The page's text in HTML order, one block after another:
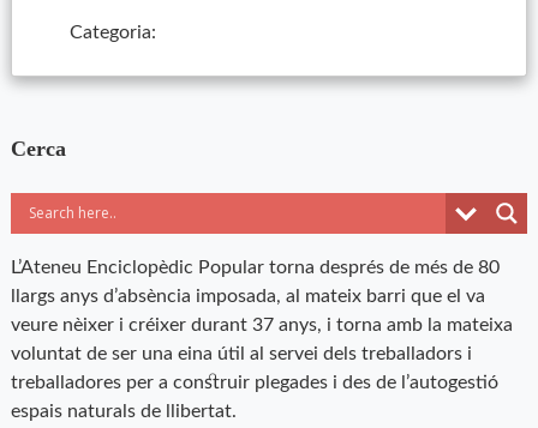
Categoria:
Cerca
L’Ateneu Enciclopèdic Popular torna després de més de 80
llargs anys d’absència imposada, al mateix barri que el va
veure nèixer i créixer durant 37 anys, i torna amb la mateixa
voluntat de ser una eina útil al servei dels treballadors i
treballadores per a construir plegades i des de l’autogestió
espais naturals de llibertat.